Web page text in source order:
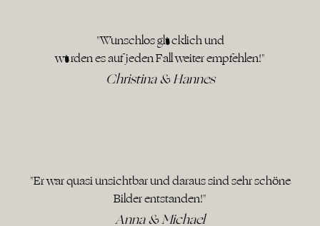
"Wunschlos glücklich und
würden es auf jeden Fall weiter empfehlen!"
Christina & Hannes
"Er war quasi unsichtbar und daraus sind sehr schöne
Bilder entstanden!"
Anna & Michael